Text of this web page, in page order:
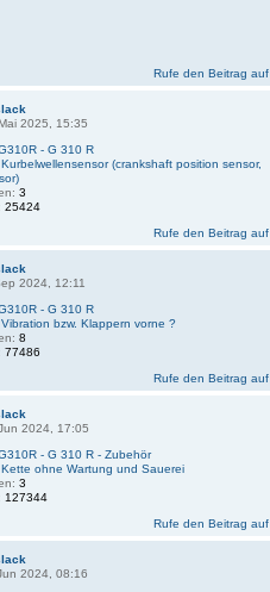
Rufe den Beitrag auf
2025, 15:35
- G 310 R
Kurbelwellensensor (crankshaft position sensor,
3
25424
Rufe den Beitrag auf
2024, 12:11
- G 310 R
Vibration bzw. Klappern vorne ?
8
77486
Rufe den Beitrag auf
2024, 17:05
- G 310 R - Zubehör
Kette ohne Wartung und Sauerei
3
127344
Rufe den Beitrag auf
2024, 08:16